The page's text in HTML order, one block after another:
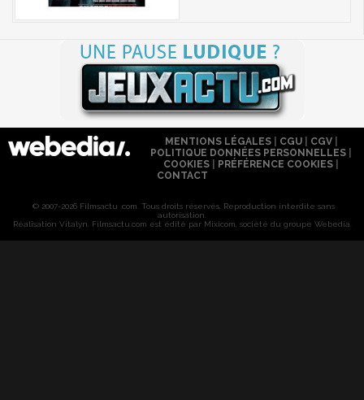
MENTIONS LÉGALES| CGU| CGV|
POLITIQUE DONNÉES PERSONNELLES
COOKIES
PRÉFÉRENCE COOKIES
CONTACT
© 2007-2026 Filmsactu .com. Tous droits réservés. Reproduction interdite sans
autorisation.
Réalisation Vitalyn . Filmsactu .com est édité par Mixicom, société du groupe Webedia.